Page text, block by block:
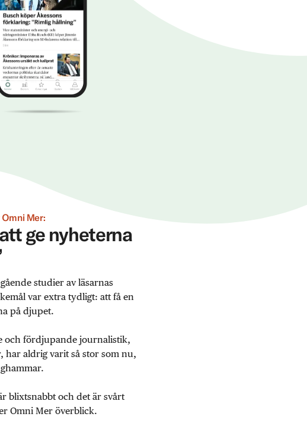
Mer:
ge nyheterna
studier av läsarnas
var extra tydligt: att få en
på djupet.
och fördjupande journalistik,
har aldrig varit så stor som nu,
blixtsnabbt och det är svårt
Omni Mer överblick.